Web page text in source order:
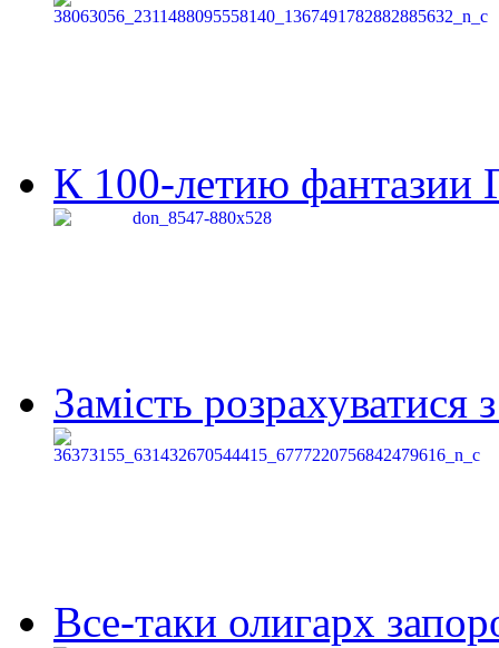
К 100-летию фантазии
Замість
Все-таки олигарх